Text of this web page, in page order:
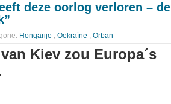
deze oorlog verloren – de
Hongarije , Oekraïne , Orban
Kiev zou Europa´s